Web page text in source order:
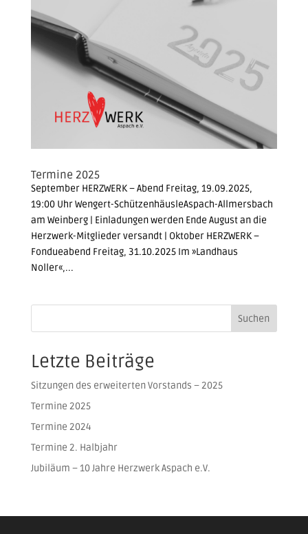
Termine 2025
September HERZWERK – Abend Freitag, 19.09.2025,
19:00 Uhr Wengert-SchützenhäusleAspach-Allmersbach
am Weinberg | Einladungen werden Ende August an die
Herzwerk-Mitglieder versandt | Oktober HERZWERK –
Fondueabend Freitag, 31.10.2025 Im »Landhaus
Noller«,...
Suchen
Letzte Beiträge
Sitzungen des erweiterten Vorstands – 2025
Termine 2025
Termine 2024
Termine 2. Halbjahr
Jubiläum – 10 Jahre Herzwerk Aspach e.V.